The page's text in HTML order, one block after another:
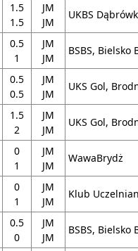
1.5
1.5
JM
JM
UKBS
0.5
1
JM
JM
BSBS, Bielsko
0.5
0.5
JM
JM
UKS Gol,
1.5
2
JM
JM
UKS Gol,
0
1
JM
JM
WawaBrydż
0
1
JM
JM
0.5
0
JM
JM
BSBS, Bielsko